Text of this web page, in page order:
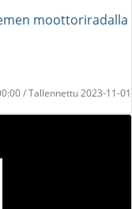
moottoriradalla
/ Tallennettu 2023-11-01